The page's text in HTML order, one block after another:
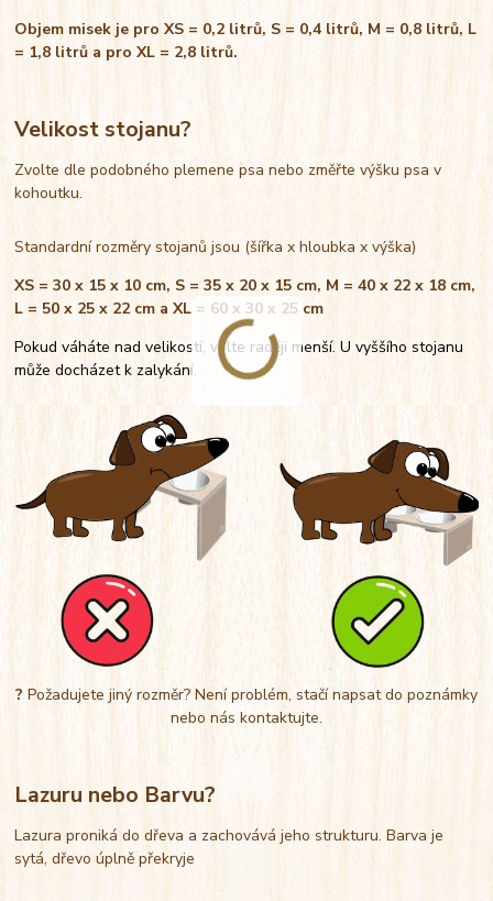
Objem misek je pro XS = 0,2 litrů, S = 0,4 litrů, M = 0,8 litrů, L
= 1,8 litrů a pro XL = 2,8 litrů.
Velikost stojanu?
Zvolte dle podobného plemene psa nebo změřte výšku psa v
kohoutku.
Standardní rozměry stojanů jsou (šířka x hloubka x výška)
XS = 30 x 15 x 10 cm, S = 35 x 20 x 15 cm, M = 40 x 22 x 18 cm,
L = 50 x 25 x 22 cm a XL = 60 x 30 x 25 cm
Pokud váháte nad velikostí, volte raději menší. U vyššího stojanu
může docházet k zalykání.
? Požadujete jiný rozměr? Není problém, stačí napsat do poznámky
nebo nás kontaktujte.
Lazuru nebo Barvu?
Lazura proniká do dřeva a zachovává jeho strukturu. Barva je
sytá, dřevo úplně překryje